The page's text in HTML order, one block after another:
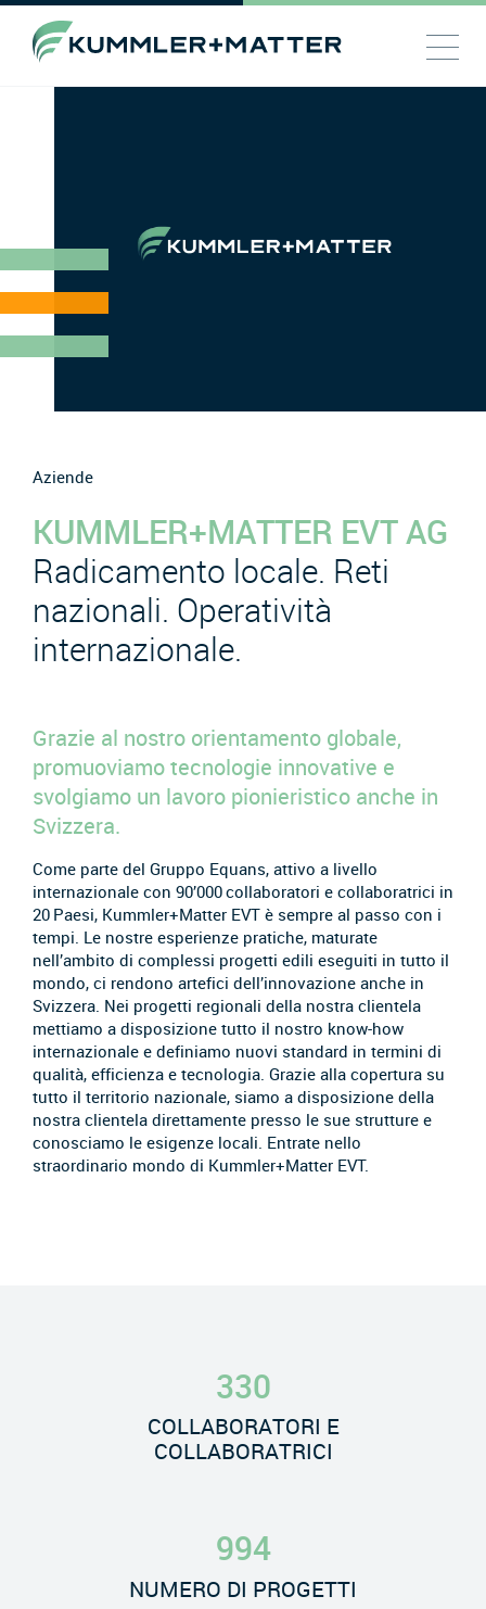
Aziende
KUMMLER+MATTER EVT AG
Radicamento locale. Reti
nazionali. Operatività
internazionale.
Grazie al nostro orientamento globale,
promuoviamo tecnologie innovative e
svolgiamo un lavoro pionieristico anche in
Svizzera.
Come parte del Gruppo Equans, attivo a livello
internazionale con 90’000 collaboratori e collaboratrici in
20 Paesi, Kummler+Matter EVT è sempre al passo con i
tempi. Le nostre esperienze pratiche, maturate
nell’ambito di complessi progetti edili eseguiti in tutto il
mondo, ci rendono artefici dell’innovazione anche in
Svizzera. Nei progetti regionali della nostra clientela
mettiamo a disposizione tutto il nostro know-how
internazionale e definiamo nuovi standard in termini di
qualità, efficienza e tecnologia. Grazie alla copertura su
tutto il territorio nazionale, siamo a disposizione della
nostra clientela direttamente presso le sue strutture e
conosciamo le esigenze locali. Entrate nello
straordinario mondo di Kummler+Matter EVT.
330
COLLABORATORI E
COLLABORATRICI
994
NUMERO DI PROGETTI